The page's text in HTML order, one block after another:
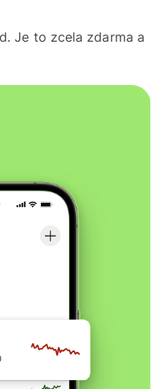
Je to zcela zdarma a